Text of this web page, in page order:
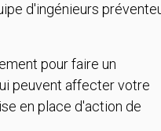
d'ingénieurs
pour faire un
peuvent affecter votre
en place d'action de